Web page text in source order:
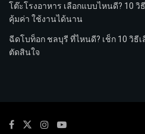
โต๊ะโรงอาหาร เลือกแบบไหนดี? 10
คุ้มค่า ใช้งานได้นาน
ฉีดโบท็อก ชลบุรี ที่ไหนดี? เช็ก 10 วิธี
ตัดสินใจ